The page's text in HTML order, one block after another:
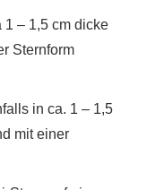
1 – 1,5 cm dicke
Sternform
in ca. 1 – 1,5
mit einer